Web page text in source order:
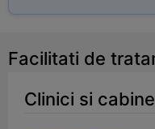
Facilitati de
Clinici si